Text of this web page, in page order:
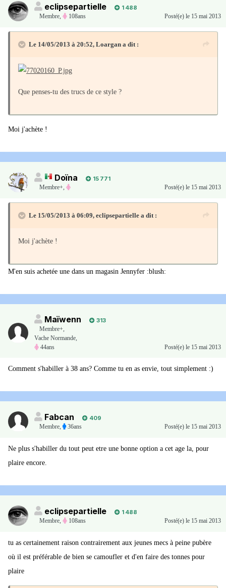
eclipsepartielle
1 488
Membre, 108ans Posté(e) le 15 mai 2013
Le 14/05/2013 à 20:52, Loargan a dit :
Que penses-tu des trucs de ce style ?
Moi j'achète !
Doïna
15 771
Membre+,
Posté(e) le 15 mai 2013
Le 15/05/2013 à 06:09, eclipsepartielle a dit :
Moi j'achète !
M'en suis achetée une dans un magasin Jennyfer :blush:
Maïwenn
313
Membre+,
Vache Normande,
44ans
Posté(e) le 15 mai 2013
Comment s'habiller à 38 ans? Comme tu en as envie, tout simplement :)
Fabcan
409
Membre, 36ans Posté(e) le 15 mai 2013
Ne plus s'habiller du tout peut etre une bonne option a cet age la, pour
plaire encore.
eclipsepartielle
1 488
Membre, 108ans Posté(e) le 15 mai 2013
tu as certainement raison contrairement aux jeunes mecs à peine pubère
où il est préférable de bien se camoufler et d'en faire des tonnes pour
plaire